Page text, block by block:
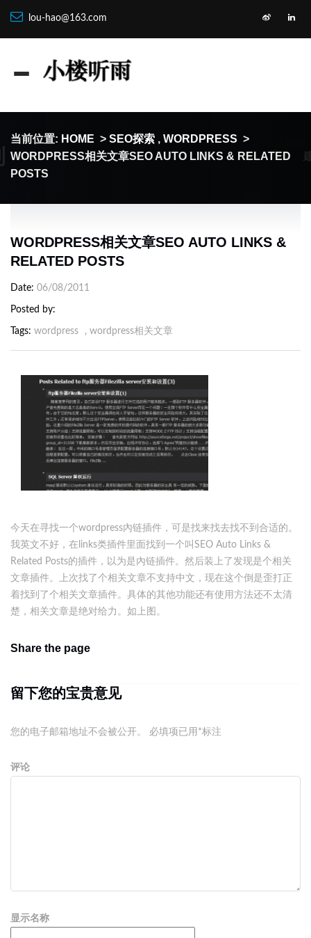
lou-hao@163.com
当前位置: HOME > SEO探索 , WORDPRESS >
WORDPRESS相关文章SEO AUTO LINKS & RELATED
POSTS
WORDPRESS相关文章SEO AUTO LINKS &
RELATED POSTS
Date 06/08/2011
Posted by
Tags wordpress , wordpress相关文章
今天在寻找一个wordpress內链插件，可是找来找去找不到合适的。
我英文不好，在links类插件里面找到一个叫SEO Auto Links &
Related Posts的插件，以为是內链插件。然后装上了发现是个相关
文章插件。上次找了个相关文章不支持中文，现在这个倒是歪打正
着找到了个相关文章插件。具体的其他功能还有使用方法还不太清
楚，相关文章是绝对给力。如上图。
Share the page
留下您的宝贵意见
您的电子邮箱地址不会被公开。 必填项已用 *标注
评论
显示名称